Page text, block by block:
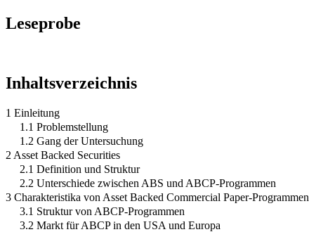
Leseprobe
Inhaltsverzeichnis
1 Einleitung
1.1 Problemstellung
1.2 Gang der Untersuchung
2 Asset Backed Securities
2.1 Definition und Struktur
2.2 Unterschiede zwischen ABS und ABCP-Programmen
3 Charakteristika von Asset Backed Commercial Paper-Programmen
3.1 Struktur von ABCP-Programmen
3.2 Markt für ABCP in den USA und Europa